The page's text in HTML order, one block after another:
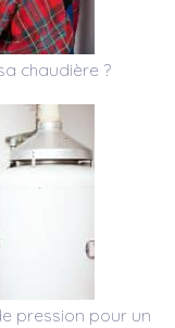
chaudière ?
pression pour un